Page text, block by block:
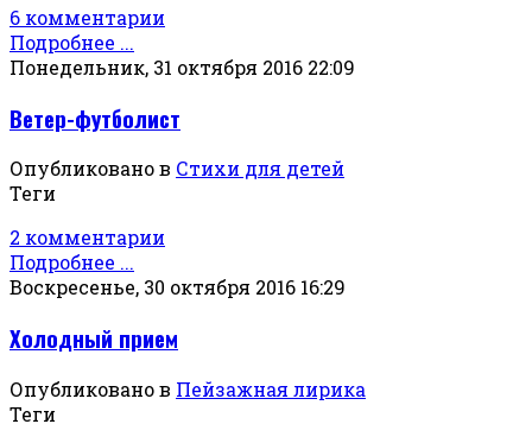
6 комментарии
Подробнее ...
Понедельник, 31 октября 2016 22:09
Ветер-футболист
Опубликовано в Стихи для детей
Теги
2 комментарии
Подробнее ...
Воскресенье, 30 октября 2016 16:29
Холодный прием
Опубликовано в Пейзажная лирика
Теги